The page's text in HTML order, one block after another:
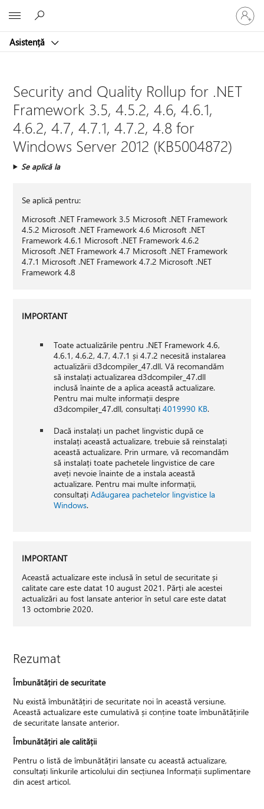
Asistență
vă
la
dvs.
Security and Quality Rollup for .NET
Framework 3.5, 4.5.2, 4.6, 4.6.1,
4.6.2, 4.7, 4.7.1, 4.7.2, 4.8 for
Windows Server 2012 (KB5004872)
Se aplică la
Se aplică pentru:
Microsoft .NET Framework 3.5 Microsoft .NET Framework
4.5.2 Microsoft .NET Framework 4.6 Microsoft .NET
Framework 4.6.1 Microsoft .NET Framework 4.6.2
Microsoft .NET Framework 4.7 Microsoft .NET Framework
4.7.1 Microsoft .NET Framework 4.7.2 Microsoft .NET
Framework 4.8
IMPORTANT
Toate actualizările pentru .NET Framework 4.6,
4.6.1, 4.6.2, 4.7, 4.7.1 și 4.7.2 necesită instalarea
actualizării d3dcompiler_47.dll. Vă recomandăm
să instalați actualizarea d3dcompiler_47.dll
inclusă înainte de a aplica această actualizare.
Pentru mai multe informații despre
d3dcompiler_47.dll, consultați 4019990 KB.
Dacă instalați un pachet lingvistic după ce
instalați această actualizare, trebuie să reinstalați
această actualizare. Prin urmare, vă recomandăm
să instalați toate pachetele lingvistice de care
aveți nevoie înainte de a instala această
actualizare. Pentru mai multe informații,
consultați Adăugarea pachetelor lingvistice la
Windows.
IMPORTANT
Această actualizare este inclusă în setul de securitate și
calitate care este datat 10 august 2021. Părți ale acestei
actualizări au fost lansate anterior în setul care este datat
13 octombrie 2020.
Rezumat
Îmbunătățiri de securitate
Nu există îmbunătățiri de securitate noi în această versiune.
Această actualizare este cumulativă și conține toate îmbunătățirile
de securitate lansate anterior.
Îmbunătățiri ale calității
Pentru o listă de îmbunătățiri lansate cu această actualizare,
consultați linkurile articolului din secțiunea Informații suplimentare
din acest articol.